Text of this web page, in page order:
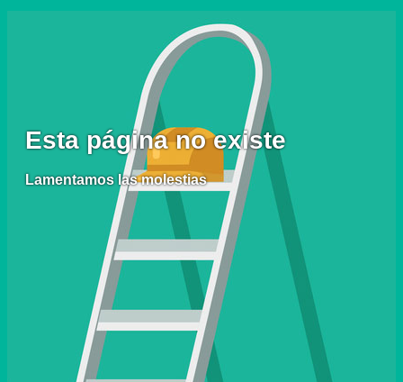
Esta página no existe
Lamentamos las molestias